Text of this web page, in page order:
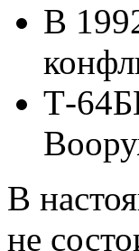
В
Т-
В
не